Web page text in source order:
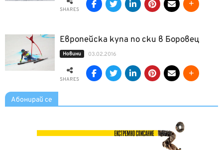
SHARES
Европейска купа по ски в Боровец
Новини 03.02.2016
SHARES
Абонирай се